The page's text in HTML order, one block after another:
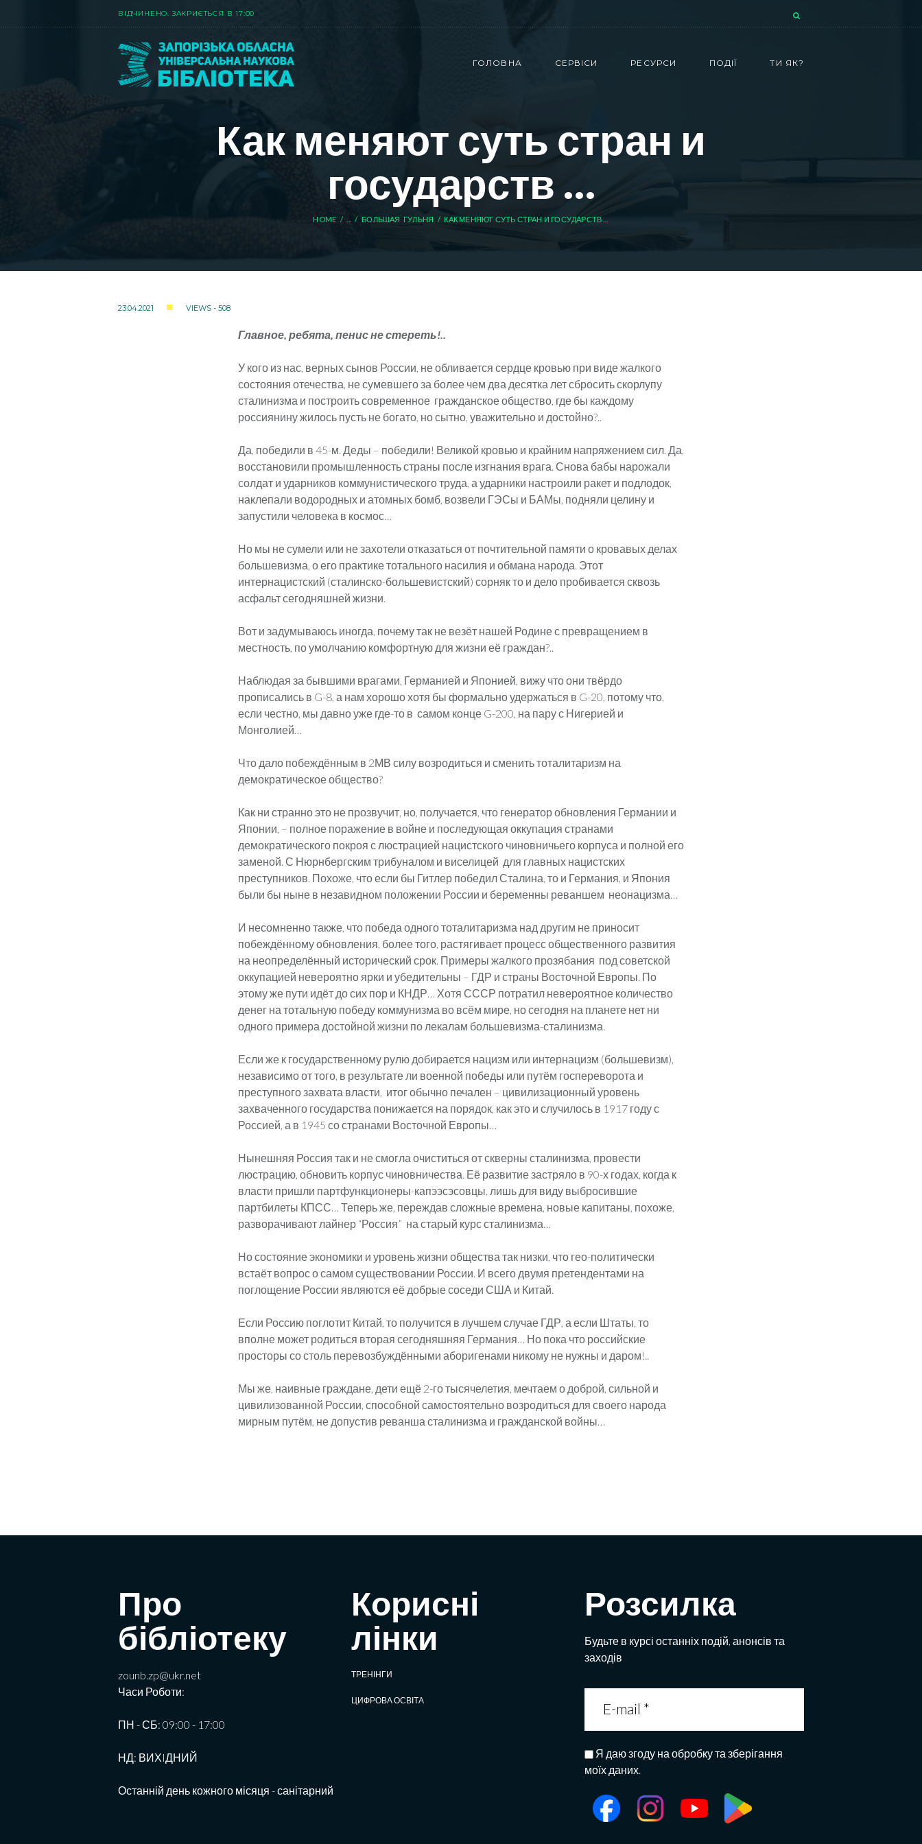
ВIДЧИНЕНО. ЗАКРИЄТЬСЯ В 17:00
ГОЛОВНА СЕРВІСИ РЕСУРСИ ПОДІЇ ТИ ЯК?
Как меняют суть стран и
государств …
HOME ... БОЛЬШАЯ ГУЛЬНЯ КАК МЕНЯЮТ СУТЬ СТРАН И ГОСУДАРСТВ …
23.04.2021 VIEWS - 508
Главное, ребята, пенис не стереть!..
У кого из нас, верных сынов России, не обливается сердце кровью при виде жалкого
состояния отечества, не сумевшего за более чем два десятка лет сбросить скорлупу
сталинизма и построить современное гражданское общество, где бы каждому
россиянину жилось пусть не богато, но сытно, уважительно и достойно?..
Да, победили в 45-м. Деды – победили! Великой кровью и крайним напряжением сил. Да,
восстановили промышленность страны после изгнания врага. Снова бабы нарожали
солдат и ударников коммунистического труда, а ударники настроили ракет и подлодок,
наклепали водородных и атомных бомб, возвели ГЭСы и БАМы, подняли целину и
запустили человека в космос…
Но мы не сумели или не захотели отказаться от почтительной памяти о кровавых делах
большевизма, о его практике тотального насилия и обмана народа. Этот
интернацистский (сталинско-большевистский) сорняк то и дело пробивается сквозь
асфальт сегодняшней жизни.
Вот и задумываюсь иногда, почему так не везёт нашей Родине с превращением в
местность, по умолчанию комфортную для жизни её граждан?..
Наблюдая за бывшими врагами, Германией и Японией, вижу что они твёрдо
прописались в G-8, а нам хорошо хотя бы формально удержаться в G-20, потому что,
если честно, мы давно уже где-то в самом конце G-200, на пару с Нигерией и
Монголией…
Что дало побеждённым в 2МВ силу возродиться и сменить тоталитаризм на
демократическое общество?
Как ни странно это не прозвучит, но, получается, что генератор обновления Германии и
Японии, – полное поражение в войне и последующая оккупация странами
демократического покроя с люстрацией нацистского чиновничьего корпуса и полной его
заменой. С Нюрнбергским трибуналом и виселицей для главных нацистских
преступников. Похоже, что если бы Гитлер победил Сталина, то и Германия, и Япония
были бы ныне в незавидном положении России и беременны реваншем неонацизма…
И несомненно также, что победа одного тоталитаризма над другим не приносит
побеждённому обновления, более того, растягивает процесс общественного развития
на неопределённый исторический срок. Примеры жалкого прозябания под советской
оккупацией невероятно ярки и убедительны – ГДР и страны Восточной Европы. По
этому же пути идёт до сих пор и КНДР… Хотя СССР потратил невероятное количество
денег на тотальную победу коммунизма во всём мире, но сегодня на планете нет ни
одного примера достойной жизни по лекалам большевизма-сталинизма.
Если же к государственному рулю добирается нацизм или интернацизм (большевизм),
независимо от того, в результате ли военной победы или путём госпереворота и
преступного захвата власти, итог обычно печален – цивилизационный уровень
захваченного государства понижается на порядок, как это и случилось в 1917 году с
Россией, а в 1945 со странами Восточной Европы…
Нынешняя Россия так и не смогла очиститься от скверны сталинизма, провести
люстрацию, обновить корпус чиновничества. Её развитие застряло в 90-х годах, когда к
власти пришли партфункционеры-капээсэсовцы, лишь для виду выбросившие
партбилеты КПСС… Теперь же, переждав сложные времена, новые капитаны, похоже,
разворачивают лайнер “Россия” на старый курс сталинизма…
Но состояние экономики и уровень жизни общества так низки, что гео-политически
встаёт вопрос о самом существовании России. И всего двумя претендентами на
поглощение России являются её добрые соседи США и Китай.
Если Россию поглотит Китай, то получится в лучшем случае ГДР, а если Штаты, то
вполне может родиться вторая сегодняшняя Германия… Но пока что российские
просторы со столь перевозбуждёнными аборигенами никому не нужны и даром!..
Мы же, наивные граждане, дети ещё 2-го тысячелетия, мечтаем о доброй, сильной и
цивилизованной России, способной самостоятельно возродиться для своего народа
мирным путём, не допустив реванша сталинизма и гражданской войны…
Про
бібліотеку
zounb.zp@ukr.net
Часи Роботи:
ПН - СБ: 09:00 - 17:00
НД: ВИХIДНИЙ
Останній день кожного місяця - санітарний
Корисні
лінки
ТРЕНІНГИ
ЦИФРОВА ОСВІТА
Розсилка
Будьте в курсі останніх подій, анонсів та
заходів
Я даю згоду на обробку та зберігання
моїх даних.